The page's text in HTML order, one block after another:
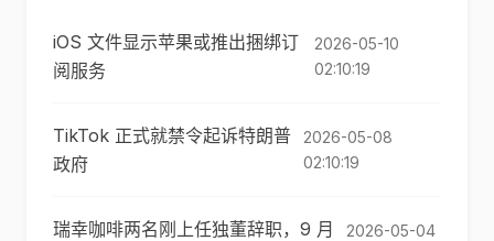
iOS 文件显示苹果或推出捆绑订
阅服务
2026-05-10
02:10:19
TikTok 正式就禁令起诉特朗普
政府
2026-05-08
02:10:19
瑞幸咖啡两名刚上任独董辞职，9 月
2026-05-04